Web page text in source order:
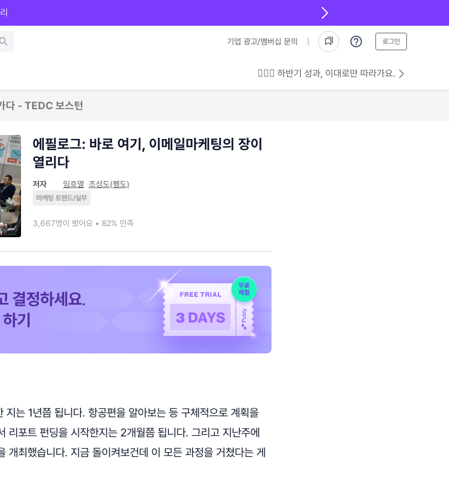
기업 광고/멤버십 문의 로그인
💁🏻‍♂️ 하반기 성과, 이대로만 따라가요.
다 - TEDC 보스턴
에필로그: 바로 여기, 이메일마케팅의 장이
열리다
저자 임호열 조성도(펭도)
마케팅 트렌드/실무
3,667명이 봤어요 • 82% 만족
는 1년쯤 됩니다. 항공편을 알아보는 등 구체적으로 계획을
포트 펀딩을 시작한지는 2개월쯤 됩니다. 그리고 지난주에
개최했습니다. 지금 돌이켜보건데 이 모든 과정을 거쳤다는 게